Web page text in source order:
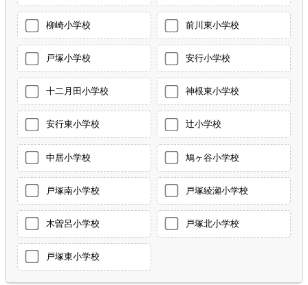
柳崎小学校 前川東小学校
戸塚小学校 安行小学校
十二月田小学校 神根東小学校
安行東小学校 辻小学校
中居小学校 鳩ヶ谷小学校
戸塚南小学校 戸塚綾瀬小学校
木曽呂小学校 戸塚北小学校
戸塚東小学校